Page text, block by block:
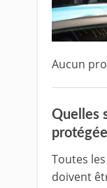
Aucun
Quelles
Toutes
doivent